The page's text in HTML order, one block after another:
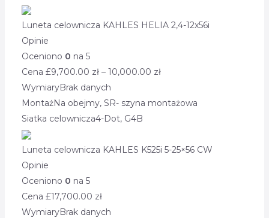
Luneta celownicza KAHLES HELIA 2,4-12x56i
Opinie
Oceniono 0 na 5
Cena £9,700.00 zł– 10,000.00 zł
WymiaryBrak danych
MontażNa obejmy, SR- szyna montażowa
Siatka celownicza4-Dot, G4B
Luneta celownicza KAHLES K525i 5-25×56 CW
Opinie
Oceniono 0 na 5
Cena £17,700.00 zł
WymiaryBrak danych